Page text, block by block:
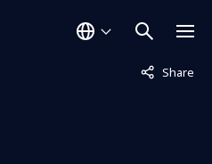
Share
非表示中